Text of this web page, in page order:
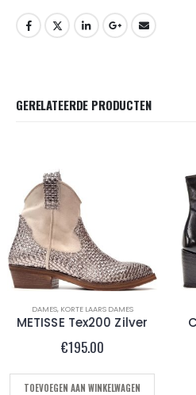
GERELATEERDE PRODUCTEN
DAMES,KORTE LAARS DAMES
Cordwainer 40505C4
€279.95
OPTIES SELECTEREN